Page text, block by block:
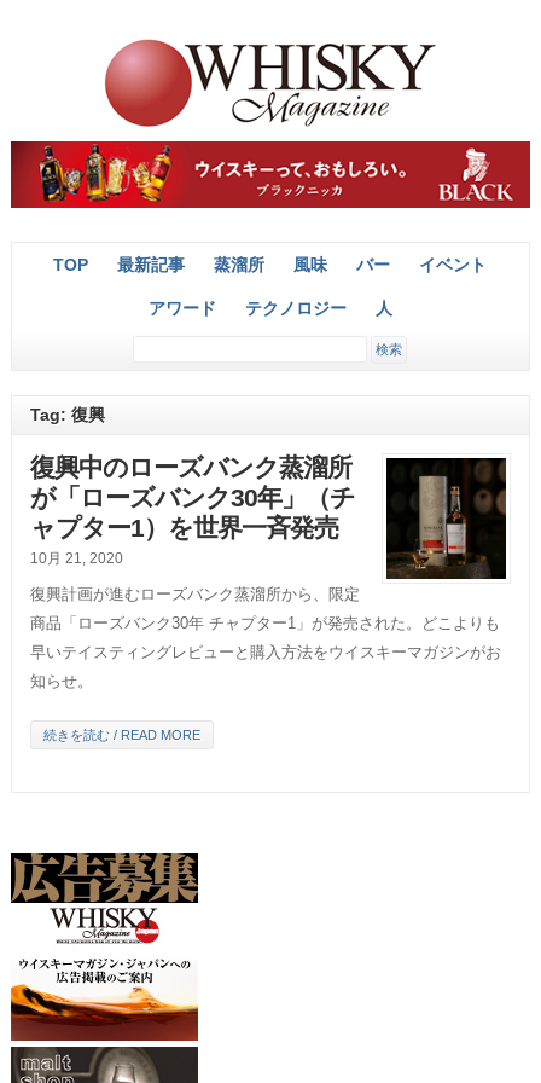
TOP 最新記事 蒸溜所 風味 バー イベント
アワード テクノロジー 人
Tag: 復興
復興中のローズバンク蒸溜所
が「ローズバンク30年」（チ
ャプター1）を世界一斉発売
10月 21, 2020
復興計画が進むローズバンク蒸溜所から、限定
商品「ローズバンク30年 チャプター1」が発売された。どこよりも
早いテイスティングレビューと購入方法をウイスキーマガジンがお
知らせ。
続きを読む / READ MORE